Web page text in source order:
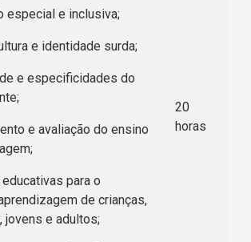
especial e inclusiva;
e identidade surda;
e especificidades do
e avaliação do ensino
para o
de crianças,
jovens e adultos;
20
horas